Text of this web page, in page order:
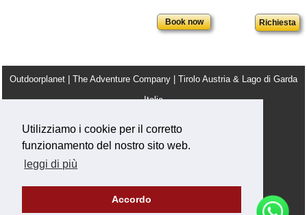
Utilizziamo i cookie per il corretto
funzionamento del nostro sito web.
leggi di più
Accordo
Richiesta
Outdoorplanet | The Adventure Company | Tirolo Austria & Lago di Garda
Italia
Tel: + 43 660 2590555
Team Condizioni Generali